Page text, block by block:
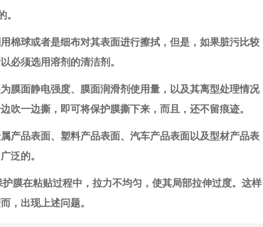
棉球或者是细布对其表面进行擦拭，但是，如果脏污比较
必须选用溶剂的清洁剂。
膜面静电强度、膜面润滑剂使用量，以及其离型处理情况
一边撕，即可将保护膜撕下来，而且，还不留痕迹。
产品表面、塑料产品表面、汽车产品表面以及型材产品表
泛的。
膜在粘贴过程中，拉力不均匀，使其局部拉伸过度。这样
，出现上述问题。